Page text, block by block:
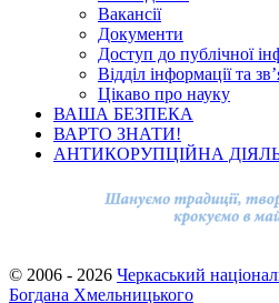
Вакансії
Документи
Доступ до публічної
Відділ інформації та
Цікаво про науку
ВАША БЕЗПЕКА
ВАРТО ЗНАТИ!
АНТИКОРУПЦІЙНА
© 2006 - 2026 Черкаський
Богдана Хмельницького